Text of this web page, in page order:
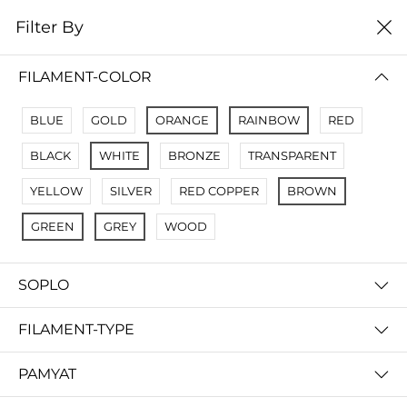
0
No Results
Not Found Filters1
Not Found Filters2
Filter By
FILAMENT-COLOR
BLUE GOLD ORANGE RAINBOW RED
BLACK WHITE BRONZE TRANSPARENT
YELLOW SILVER RED COPPER BROWN
GREEN GREY WOOD
SOPLO
FILAMENT-TYPE
PAMYAT